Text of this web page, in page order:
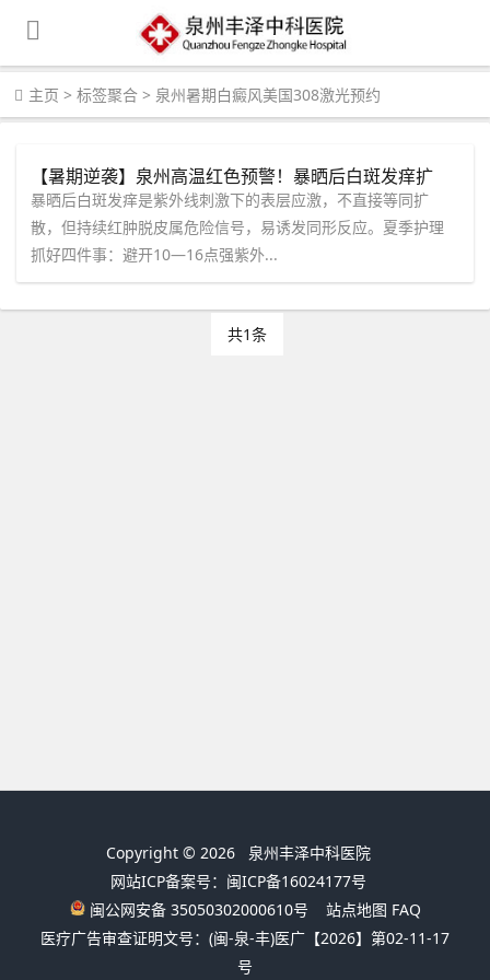
主页 > 标签聚合 > 泉州暑期白癜风美国308激光预约
【暑期逆袭】泉州高温红色预警！暴晒后白斑发痒扩
散？中科美国308激光，随治随走不耽误旅行
暴晒后白斑发痒是紫外线刺激下的表层应激，不直接等同扩
散，但持续红肿脱皮属危险信号，易诱发同形反应。夏季护理
抓好四件事：避开10—16点强紫外...
共1条
Copyright © 2026 泉州丰泽中科医院
网站ICP备案号：闽ICP备16024177号
闽公网安备 35050302000610号
站点地图 FAQ
医疗广告审查证明文号：(闽-泉-丰)医广【2026】第02-11-17
号